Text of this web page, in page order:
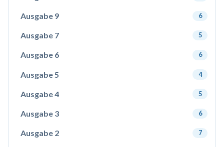
Ausgabe 9 6
Ausgabe 7 5
Ausgabe 6 6
Ausgabe 5 4
Ausgabe 4 5
Ausgabe 3 6
Ausgabe 2 7